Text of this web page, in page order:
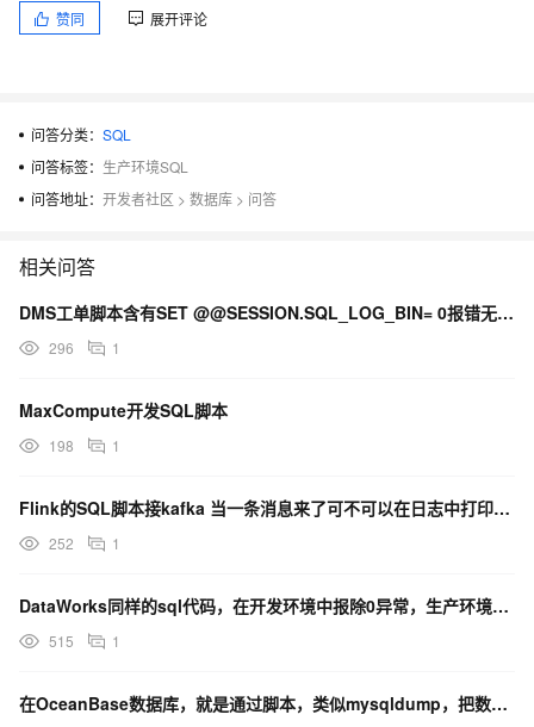
赞同 展开评论
问答分类： SQL
问答标签： 生产环境SQL
问答地址： 开发者社区 > 数据库 > 问答
相关问答
DMS工单脚本含有SET @@SESSION.SQL_LOG_BIN= 0报错无权限
296 1
MaxCompute开发SQL脚本
198 1
Flink的SQL脚本接kafka 当一条消息来了可不可以在日志中打印出来？
252 1
DataWorks同样的sql代码，在开发环境中报除0异常，生产环境就不报错，什么原因呢？
515 1
在OceanBase数据库，就是通过脚本，类似mysqldump，把数据导出成sql语句文件?